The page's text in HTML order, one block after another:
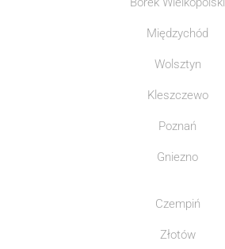
Międzychód
Wolsztyn
Kleszczewo
Poznań
Gniezno
Czempiń
Złotów